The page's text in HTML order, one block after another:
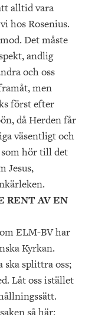
alltid vara
hos Rosenius.
Det måste
andlig
och oss
men
först efter
då Herden får
väsentligt och
hör till det
Jesus,
RENT AV EN
ELM-BV har
Kyrkan.
splittra oss;
Låt oss istället